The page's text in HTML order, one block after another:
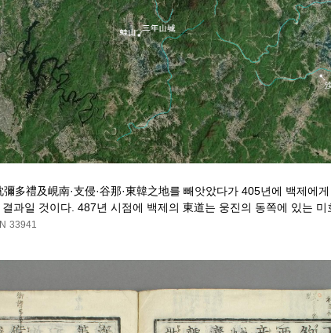
多禮及峴南·支侵·谷那·東韓之地를 빼앗았다가 405년에 백제
과일 것이다. 487년 시점에 백제의 東道는 웅진의 동쪽에 있는
33941